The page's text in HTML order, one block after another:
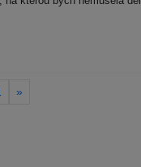
»